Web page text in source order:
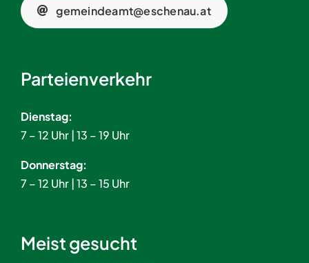
gemeindeamt@eschenau.at
Parteienverkehr
Dienstag:
7 – 12 Uhr | 13 – 19 Uhr
Donnerstag:
7 – 12 Uhr | 13 – 15 Uhr
Meist gesucht